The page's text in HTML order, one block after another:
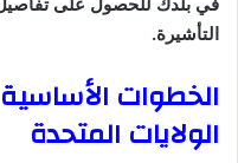
التأشيرة.
الخطوات
الولايات المتحدة